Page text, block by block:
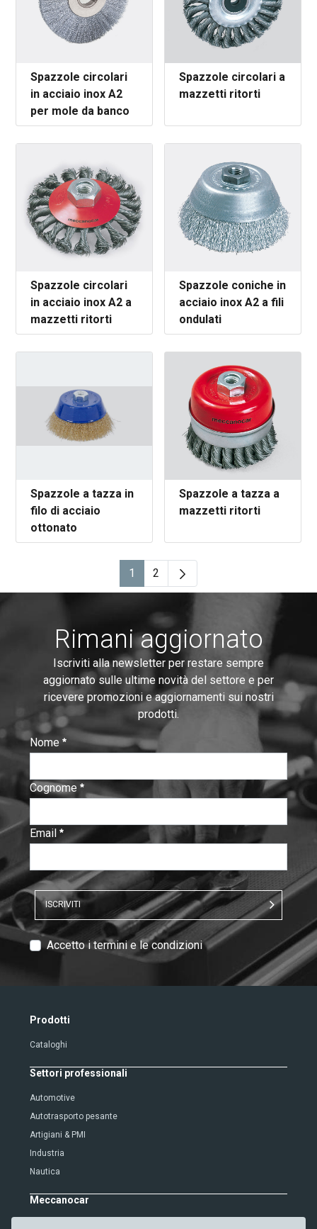
Spazzole circolari
in acciaio inox A2
per mole da banco
Spazzole circolari a
mazzetti ritorti
Spazzole circolari
in acciaio inox A2 a
mazzetti ritorti
Spazzole coniche in
acciaio inox A2 a fili
ondulati
Spazzole a tazza in
filo di acciaio
ottonato
Spazzole a tazza a
mazzetti ritorti
Pagina
1 Pagina
2
Rimani aggiornato
Iscriviti alla newsletter per restare sempre
aggiornato sulle ultime novità del settore e per
ricevere promozioni e aggiornamenti sui nostri
prodotti.
Nome
:
0/ 280
Cognome
:
0/ 280
Email
:
0/ 280
ISCRIVITI
T
V
r
i
f
i
c
a
t
i
n
Accetto i termini e le condizioni
Prodotti
Cataloghi
Settori professionali
Automotive
Autotrasporto pesante
Artigiani & PMI
Industria
Nautica
Meccanocar